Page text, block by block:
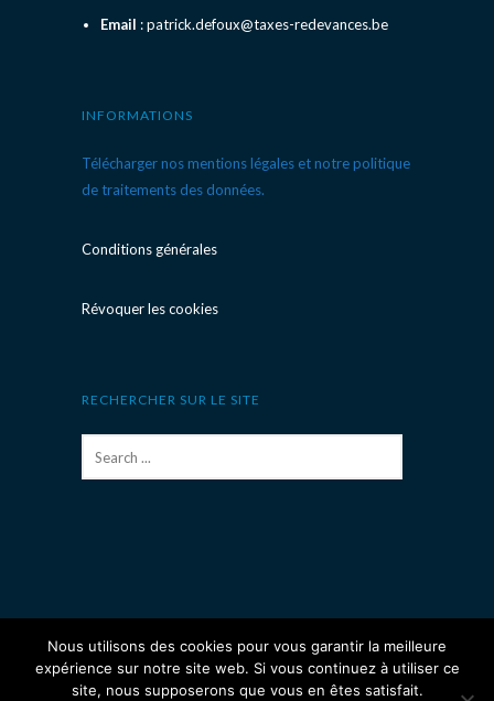
Email : patrick.defoux@taxes-redevances.be
INFORMATIONS
Télécharger nos mentions légales et notre politique
de traitements des données.
Conditions générales
Révoquer les cookies
RECHERCHER SUR LE SITE
Nous utilisons des cookies pour vous garantir la meilleure
expérience sur notre site web. Si vous continuez à utiliser ce
site, nous supposerons que vous en êtes satisfait.